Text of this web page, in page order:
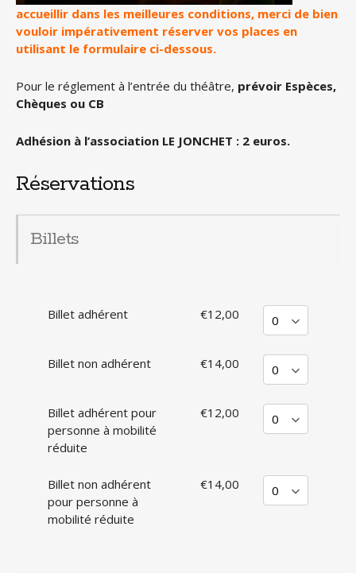
accueillir dans les meilleures conditions, merci de bien
vouloir impérativement réserver vos places en
utilisant le formulaire ci-dessous.
Pour le réglement à l’entrée du théâtre, prévoir Espèces,
Chèques ou CB
Adhésion à l’association LE JONCHET : 2 euros.
Réservations
Billets
Billet adhérent €12,00
Billet non adhérent €14,00
Billet adhérent pour
personne à mobilité
réduite
€12,00
Billet non adhérent
pour personne à
mobilité réduite
€14,00